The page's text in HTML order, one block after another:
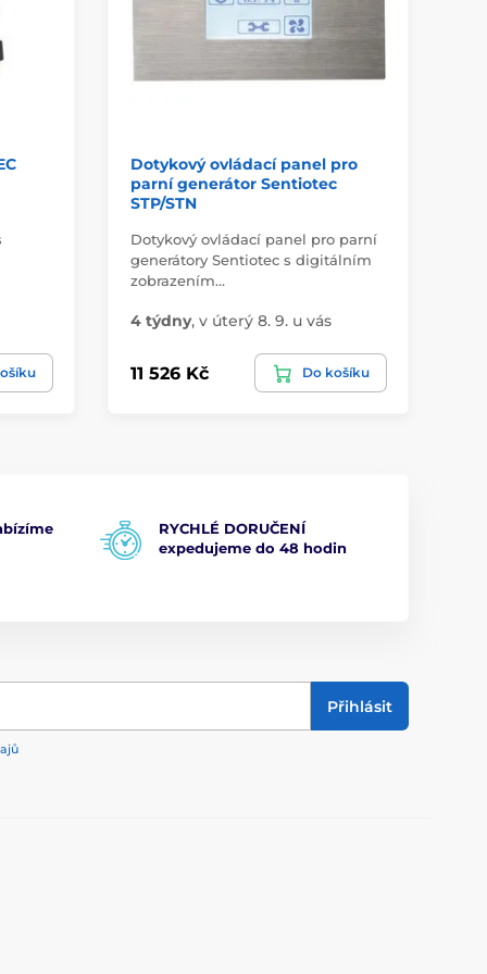
Dotykový ovládací panel pro
parní generátor Sentiotec
STP/STN
Dotykový ovládací panel pro parní
generátory Sentiotec s digitálním
zobrazením…
4 týdny, v úterý 8. 9. u vás
11 526 Kč Do košíku
RYCHLÉ DORUČENÍ
expedujeme do 48 hodin
Přihlásit